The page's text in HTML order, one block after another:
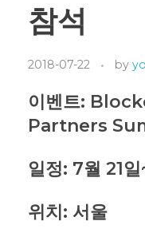
참석
2018-07-22 by
이벤트:
Partners
일정: 7월 21
위치: 서울